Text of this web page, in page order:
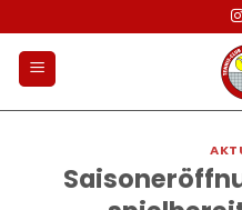
Inhalt
springen